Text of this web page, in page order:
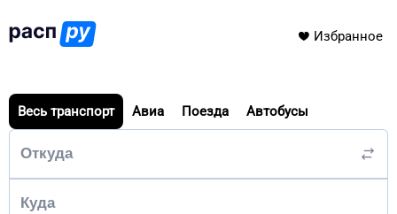
Избранное
Весь транспорт Авиа Поезда Автобусы